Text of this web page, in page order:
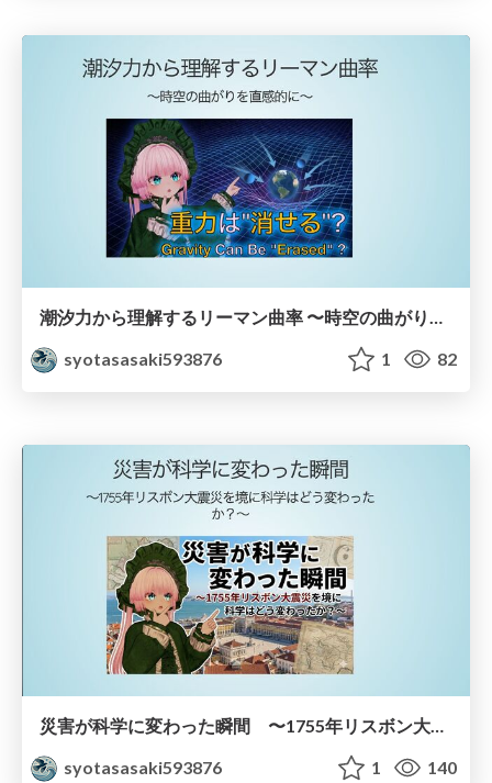
潮汐力から理解するリーマン曲率 〜時空の曲がりを直感的に〜
syotasasaki593876
1 82
災害が科学に変わった瞬間 〜1755年リスボン大震災を境に科学はどう変わったか？〜
syotasasaki593876
1 140